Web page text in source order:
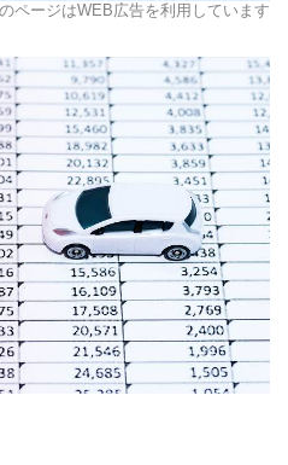
ページはWEB広告を利用しています